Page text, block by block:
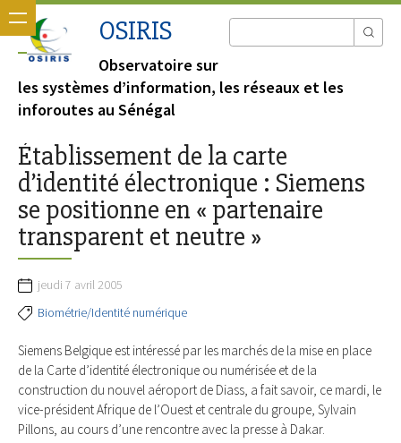
OSIRIS
Observatoire sur
les systèmes d’information, les réseaux et les
inforoutes au Sénégal
Établissement de la carte
d’identité électronique : Siemens
se positionne en « partenaire
transparent et neutre »
jeudi 7 avril 2005
Biométrie/Identité numérique
Siemens Belgique est intéressé par les marchés de la mise en place
de la Carte d’identité électronique ou numérisée et de la
construction du nouvel aéroport de Diass, a fait savoir, ce mardi, le
vice-président Afrique de l’Ouest et centrale du groupe, Sylvain
Pillons, au cours d’une rencontre avec la presse à Dakar.